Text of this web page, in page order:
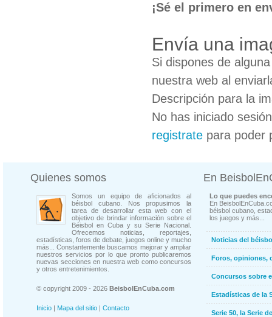
¡Sé el primero en
Envía una
Si dispones de
nuestra web al
Descripción para la
No has iniciado
registrate para poder
Quienes somos
Somos un equipo de aficionados al
béisbol cubano. Nos propusimos la
tarea de desarrollar esta web con el
objetivo de brindar información sobre el
Béisbol en Cuba y su Serie Nacional.
Ofrecemos noticias, reportajes,
estadísticas, foros de debate, juegos online y mucho
más... Constantemente buscamos mejorar y ampliar
nuestros servicios por lo que pronto publicaremos
nuevas secciones en nuestra web como concursos
y otros entretenimientos.
© copyright 2009 - 2026 BeisbolEnCuba.com
Inicio | Mapa del sitio | Contacto
En
Lo que puedes
En
béisbol cubano,
los juegos y más...
Noticias del
Foros, opiniones,
Concursos sobre
Estadísticas de la
Serie 50, la Serie